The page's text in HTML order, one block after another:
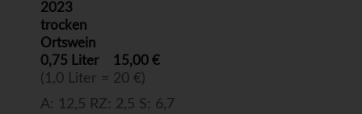
2023
trocken
Ortswein
0,75 Liter
15,00 €
(1,0 Liter = 20 €)
A: 12,5 RZ: 2,5 S: 6,7